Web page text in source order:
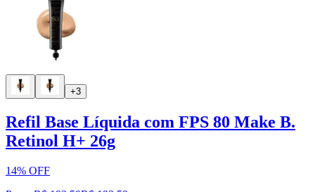
+3
Refil Base Líquida com FPS 80 Make B.
Retinol H+ 26g
14% OFF